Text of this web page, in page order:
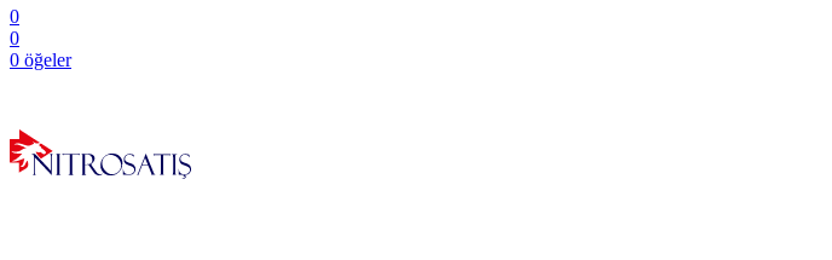
0
0
0 öğeler